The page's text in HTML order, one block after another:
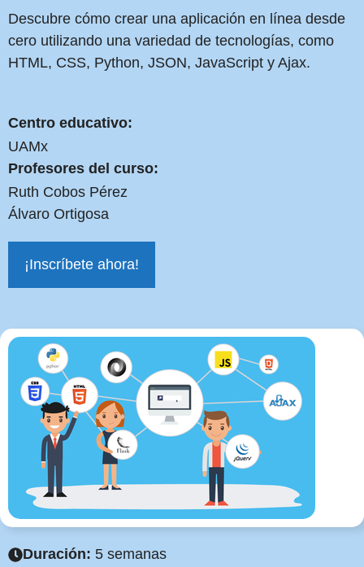
Descubre cómo crear una aplicación en línea desde
cero utilizando una variedad de tecnologías, como
HTML, CSS, Python, JSON, JavaScript y Ajax.
Centro educativo:
UAMx
Profesores del curso:
Ruth Cobos Pérez
Álvaro Ortigosa
¡Inscríbete ahora!
Duración: 5 semanas